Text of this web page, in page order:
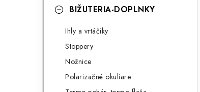
BIŽUTERIA-DOPLNKY
Ihly a vrtáčiky
Stoppery
Nožnice
Polarizačné okuliare